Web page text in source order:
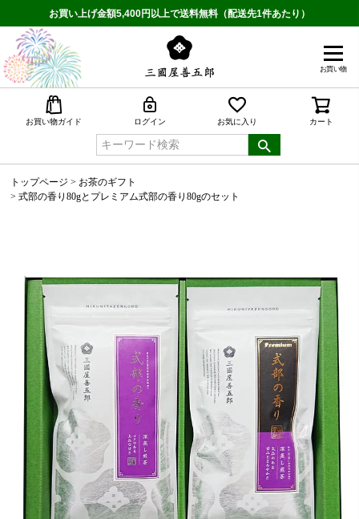
お買い上げ金額5,400円以上で送料無料（配送先1件あたり）
お買い物
お買い物ガイド ログイン お気に入り カート
トップページ
お茶のギフト
式部の香り80gとプレミアム式部の香り80gのセット